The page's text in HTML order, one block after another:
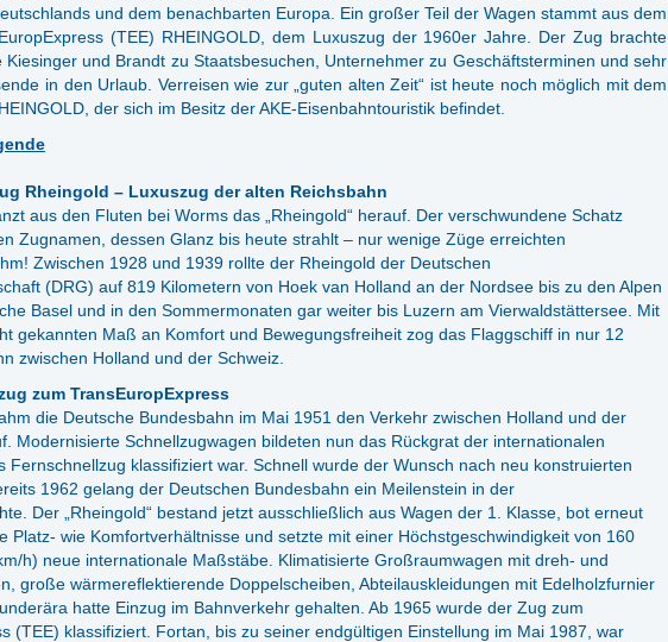
und dem benachbarten Europa. Ein großer Teil der Wagen stammt aus dem
(TEE) RHEINGOLD, dem Luxuszug der 1960er Jahre. Der Zug brachte
Kiesinger und Brandt zu Staatsbesuchen, Unternehmer zu Geschäftsterminen und sehr
in den Urlaub. Verreisen wie zur „guten alten Zeit“ ist heute noch möglich mit dem
der sich im Besitz der AKE-Eisenbahntouristik befindet.
Rheingold – Luxuszug der alten Reichsbahn
aus den Fluten bei Worms das „Rheingold“ herauf. Der verschwundene Schatz
Zugnamen, dessen Glanz bis heute strahlt – nur wenige Züge erreichten
Zwischen 1928 und 1939 rollte der Rheingold der Deutschen
(DRG) auf 819 Kilometern von Hoek van Holland an der Nordsee bis zu den Alpen
Basel und in den Sommermonaten gar weiter bis Luzern am Vierwaldstättersee. Mit
gekannten Maß an Komfort und Bewegungsfreiheit zog das Flaggschiff in nur 12
zwischen Holland und der Schweiz.
zum TransEuropExpress
die Deutsche Bundesbahn im Mai 1951 den Verkehr zwischen Holland und der
Modernisierte Schnellzugwagen bildeten nun das Rückgrat der internationalen
Fernschnellzug klassifiziert war. Schnell wurde der Wunsch nach neu konstruierten
1962 gelang der Deutschen Bundesbahn ein Meilenstein in der
Der „Rheingold“ bestand jetzt ausschließlich aus Wagen der 1. Klasse, bot erneut
Platz- wie Komfortverhältnisse und setzte mit einer Höchstgeschwindigkeit von 160
h) neue internationale Maßstäbe. Klimatisierte Großraumwagen mit dreh- und
große wärmereflektierende Doppelscheiben, Abteilauskleidungen mit Edelholzfurnier
hatte Einzug im Bahnverkehr gehalten. Ab 1965 wurde der Zug zum
(TEE) klassifiziert. Fortan, bis zu seiner endgültigen Einstellung im Mai 1987, war